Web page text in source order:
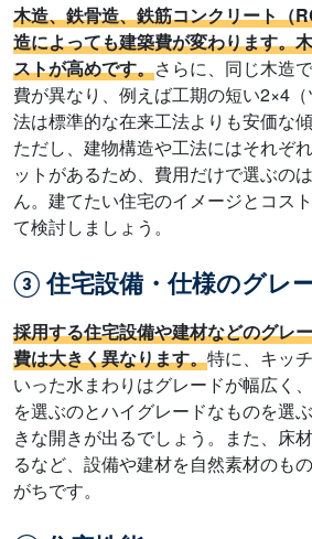
木造、鉄骨造、鉄筋コンクリート（
造によっても建築費が変わります。
ストが高めです。さらに、同じ木造
費が異なり、例えば工期の短い2×4
法は標準的な在来工法よりも安価な傾
ただし、建物構造や工法にはそれぞ
ットがあるため、費用だけで選ぶの
ん。建てたい住宅のイメージとコス
て検討しましょう。
③ 住宅設備・仕様のグレ
採用する住宅設備や建材などのグレ
費は大きく異なります。特に、キッ
いった水まわりはグレードが幅広く
を選ぶのとハイグレードなものを選
きな開きが出るでしょう。また、床
るなど、設備や建材を自然素材のも
がちです。